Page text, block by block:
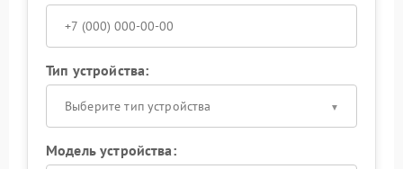
Тип устройства:
Выберите тип устройства
Модель устройства: